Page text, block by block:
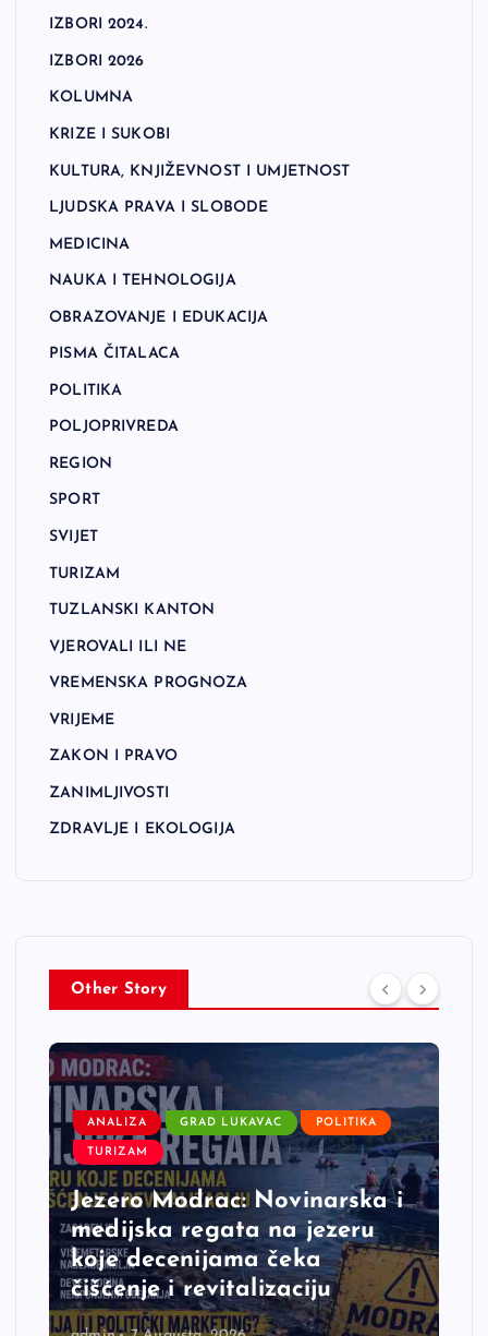
IZBORI 2024.
IZBORI 2026
KOLUMNA
KRIZE I SUKOBI
KULTURA, KNJIŽEVNOST I UMJETNOST
LJUDSKA PRAVA I SLOBODE
MEDICINA
NAUKA I TEHNOLOGIJA
OBRAZOVANJE I EDUKACIJA
PISMA ČITALACA
POLITIKA
POLJOPRIVREDA
REGION
SPORT
SVIJET
TURIZAM
TUZLANSKI KANTON
VJEROVALI ILI NE
VREMENSKA PROGNOZA
VRIJEME
ZAKON I PRAVO
ZANIMLJIVOSTI
ZDRAVLJE I EKOLOGIJA
Other Story
ANALIZA GRAD LUKAVAC POLITIKA
TURIZAM
Jezero Modrac: Novinarska i
medijska regata na jezeru
koje decenijama čeka
čišćenje i revitalizaciju